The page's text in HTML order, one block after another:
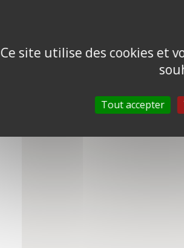
Ce site utilise des cookies et
Tout accepter